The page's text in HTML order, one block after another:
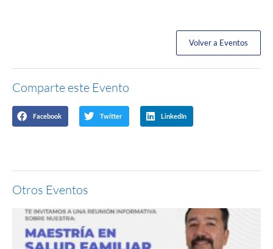
Volver a Eventos
Comparte este Evento
Facebook Twitter LinkedIn
Otros Eventos